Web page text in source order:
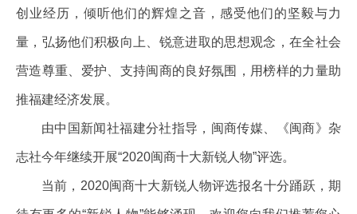
创业经历，倾听他们的辉煌之音，感受他们的坚毅与力
量，弘扬他们积极向上、锐意进取的思想观念，在全社会
营造尊重、爱护、支持闽商的良好氛围，用榜样的力量助
推福建经济发展。
由中国新闻社福建分社指导，闽商传媒、《闽商》杂
志社今年继续开展“2020闽商十大新锐人物”评选。
当前，2020闽商十大新锐人物评选报名十分踊跃，期